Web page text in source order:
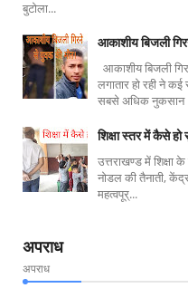
बुटोला...
आकाशीय बिजली
आकाशीय बिजली
लगातार हो रही ने
सबसे अधिक नुकसान
शिक्षा स्तर में कैसे
उत्तराखण्ड में शिक्षा
नोडल की तैनाती, केंद्र
महत्वपूर्...
अपराध
अपराध